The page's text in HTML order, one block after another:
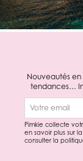
Nouveautés
tendances…
Pimkie collecte
en savoir plus sur
consulter la